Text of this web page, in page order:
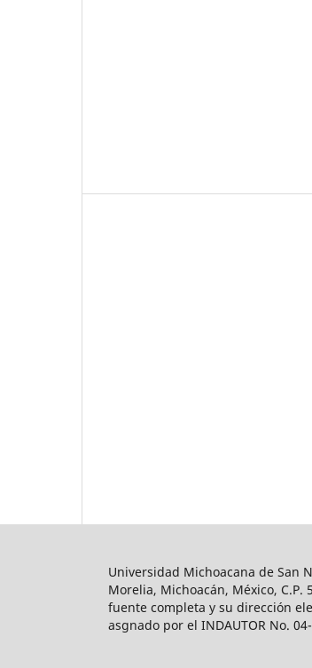
Universidad Michoacana de San
Morelia, Michoacán, México,
fuente completa y su dirección
asgnado por el INDAUTOR No.